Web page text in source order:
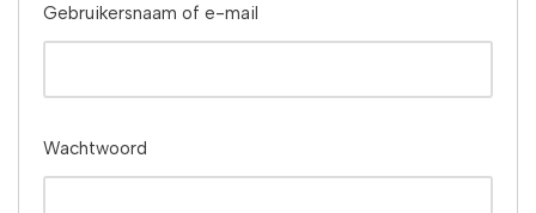
Gebruikersnaam of e-mail
Wachtwoord